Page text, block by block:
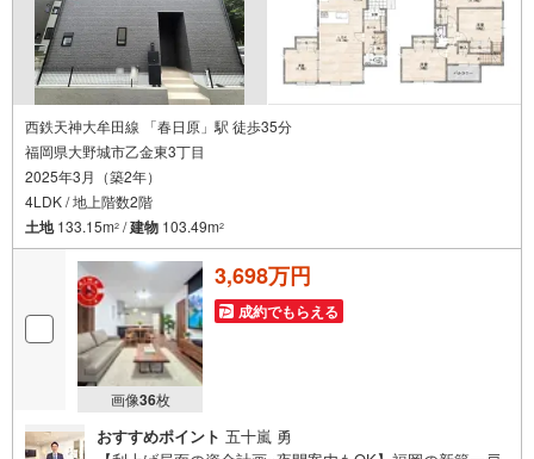
西鉄天神大牟田線 「春日原」駅 徒歩35分
福岡県大野城市乙金東3丁目
2025年3月（築2年）
4LDK / 地上階数2階
土地133.15m2 /建物 103.49m2
画像36枚
3,698万円
成約でもらえる
おすすめポイント 五十嵐 勇